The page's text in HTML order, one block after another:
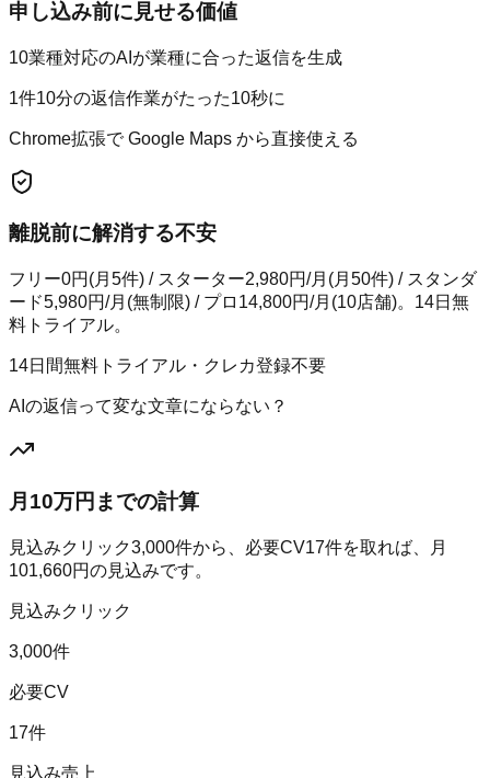
申し込み前に見せる価値
10業種対応のAIが業種に合った返信を生成
1件10分の返信作業がたった10秒に
Chrome拡張で Google Maps から直接使える
離脱前に解消する不安
フリー0円(月5件) / スターター2,980円/月(月50件) / スタンダ
ード5,980円/月(無制限) / プロ14,800円/月(10店舗)。14日無
料トライアル。
14日間無料トライアル・クレカ登録不要
AIの返信って変な文章にならない？
月10万円までの計算
見込みクリック3,000件から、必要CV17件を取れば、月
101,660円の見込みです。
見込みクリック
3,000件
必要CV
17件
見込み売上